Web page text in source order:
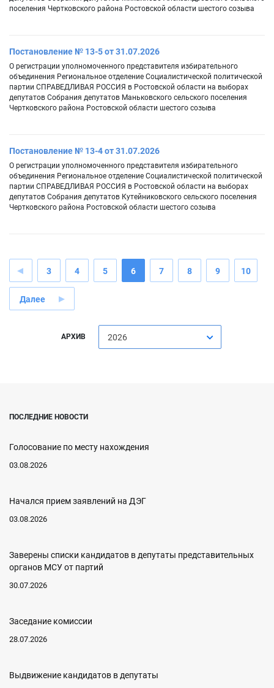
поселения Чертковского района Ростовской области шестого созыва
Постановление № 13-5 от 31.07.2026
О регистрации уполномоченного представителя избирательного
объединения Региональное отделение Социалистической политической
партии СПРАВЕДЛИВАЯ РОССИЯ в Ростовской области на выборах
депутатов Собрания депутатов Маньковского сельского поселения
Чертковского района Ростовской области шестого созыва
Постановление № 13-4 от 31.07.2026
О регистрации уполномоченного представителя избирательного
объединения Региональное отделение Социалистической политической
партии СПРАВЕДЛИВАЯ РОССИЯ в Ростовской области на выборах
депутатов Собрания депутатов Кутейниковского сельского поселения
Чертковского района Ростовской области шестого созыва
3 4 5 6 7 8 9 10
Далее
АРХИВ 2026
ПОСЛЕДНИЕ НОВОСТИ
Голосование по месту нахождения
03.08.2026
Начался прием заявлений на ДЭГ
03.08.2026
Заверены списки кандидатов в депутаты представительных
органов МСУ от партий
30.07.2026
Заседание комиссии
28.07.2026
Выдвижение кандидатов в депутаты